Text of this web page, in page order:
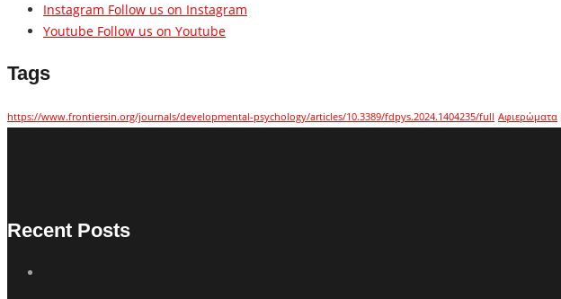
Instagram Follow us on Instagram
Youtube Follow us on Youtube
Tags
https://www.frontiersin.org/journals/developmental-psychology/articles/10.3389/fdpys.2024.1404235/full Αφιερώματα
Recent Posts